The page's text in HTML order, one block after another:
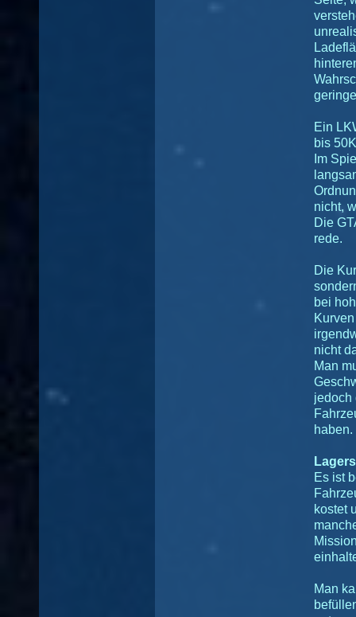
Ein
bis
Im
nicht,
Die
rede.
Die
bei
nicht
Man
jedoch
haben.
Es ist
kostet
Man